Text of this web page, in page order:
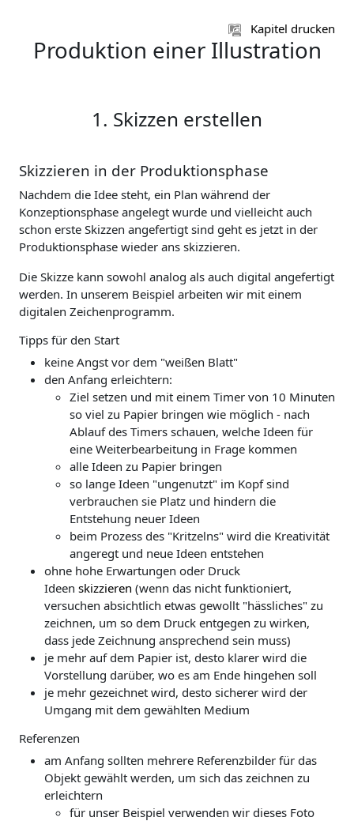
Kapitel drucken
Produktion einer Illustration
1. Skizzen erstellen
Skizzieren in der Produktionsphase
Nachdem die Idee steht, ein Plan während der
Konzeptionsphase angelegt wurde und vielleicht auch
schon erste Skizzen angefertigt sind geht es jetzt in der
Produktionsphase wieder ans skizzieren.
Die Skizze kann sowohl analog als auch digital angefertigt
werden. In unserem Beispiel arbeiten wir mit einem
digitalen Zeichenprogramm.
Tipps für den Start
keine Angst vor dem "weißen Blatt"
den Anfang erleichtern:
Ziel setzen und mit einem Timer von 10 Minuten
so viel zu Papier bringen wie möglich - nach
Ablauf des Timers schauen, welche Ideen für
eine Weiterbearbeitung in Frage kommen
alle Ideen zu Papier bringen
so lange Ideen "ungenutzt" im Kopf sind
verbrauchen sie Platz und hindern die
Entstehung neuer Ideen
beim Prozess des "Kritzelns" wird die Kreativität
angeregt und neue Ideen entstehen
ohne hohe Erwartungen oder Druck
Ideen skizzieren (wenn das nicht funktioniert,
versuchen absichtlich etwas gewollt "hässliches" zu
zeichnen, um so dem Druck entgegen zu wirken,
dass jede Zeichnung ansprechend sein muss)
je mehr auf dem Papier ist, desto klarer wird die
Vorstellung darüber, wo es am Ende hingehen soll
je mehr gezeichnet wird, desto sicherer wird der
Umgang mit dem gewählten Medium
Referenzen
am Anfang sollten mehrere Referenzbilder für das
Objekt gewählt werden, um sich das zeichnen zu
erleichtern
für unser Beispiel verwenden wir dieses Foto